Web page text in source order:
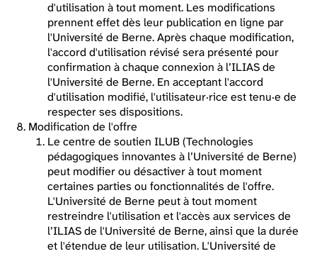
d'utilisation à tout moment. Les modifications
prennent effet dès leur publication en ligne par
l'Université de Berne. Après chaque modification,
l'accord d'utilisation révisé sera présenté pour
confirmation à chaque connexion à l’ILIAS de
l'Université de Berne. En acceptant l'accord
d'utilisation modifié, l'utilisateur·rice est tenu·e de
respecter ses dispositions.
Modification de l'offre
Le centre de soutien ILUB (Technologies
pédagogiques innovantes à l’Université de Berne)
peut modifier ou désactiver à tout moment
certaines parties ou fonctionnalités de l'offre.
L'Université de Berne peut à tout moment
restreindre l'utilisation et l'accès aux services de
l’ILIAS de l'Université de Berne, ainsi que la durée
et l'étendue de leur utilisation. L'Université de